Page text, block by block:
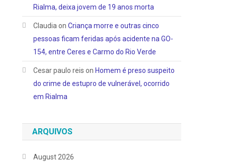
Rialma, deixa jovem de 19 anos morta
ClaudiaonCriança morre e outras cinco
pessoas ficam feridas após acidente na GO-
154, entre Ceres e Carmo do Rio Verde
Cesar paulo reis on Homem é preso suspeito
do crime de estupro de vulnerável, ocorrido
em Rialma
ARQUIVOS
August 2026